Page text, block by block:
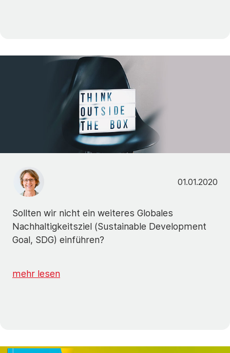
01.01.2020
Sollten wir nicht ein weiteres Globales
Nachhaltigkeitsziel (Sustainable Development
Goal, SDG) einführen?
mehr lesen